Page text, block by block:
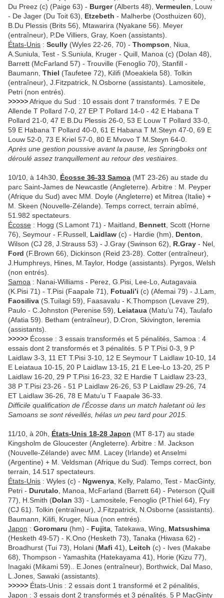
Du Preez (c) (Paige 63) - Burger(Alberts 48), Vermeulen , Louw
- De Jager (Du Toit 63), Etzebeth - Malherbe (Oosthuizen 60),
B.Du Plessis (Brits 56), Mtawarira (Nyakane 56). Meyer
(entraîneur), P.De Villiers, Gray, Koen (assistants).
États-Unis : Scully (Wyles 22-26, 70) - Thompson , Niua,
A.Suniula, Test - S.Suniula, Kruger - Quill, Manoa (c) (Dolan 48),
Barrett (McFarland 57) - Trouville (Fenoglio 70), Stanfill -
Baumann, Thiel (Taufetee 72), Kilifi (Moeakiela 58). Tolkin
(entraîneur), J.Fitzpatrick, N.Osborne (assistants). Lamositele,
Petri (non entrés).
>>>>>Afrique du Sud : 10 essais dont 7 transformés. 7 E De
Allende T Pollard 7-0, 27 EP T Pollard 14-0 - 42 E Habana T
Pollard 21-0, 47 E B.Du Plessis 26-0, 53 E Louw T Pollard 33-0,
59 E Habana T Pollard 40-0, 61 E Habana T M.Steyn 47-0, 69 E
Louw 52-0, 73 E Kriel 57-0, 80 E Mvovo T M.Steyn 64-0.
Après une gestion poussive avant la pause, les Springboks ont
déroulé assez tranquillement au retour des vestiaires.
10/10, à 14h30, Écosse 36-33 Samoa (MT 23-26) au stade du
parc Saint-James de Newcastle (Angleterre). Arbitre : M. Peyper
(Afrique du Sud) avec MM. Doyle (Angleterre) et Mitrea (Italie) +
M. Skeen (Nouvelle-Zélande). Temps correct, terrain abîmé,
51.982 spectateurs.
Écosse : Hogg (S.Lamont 71) - Maitland, Bennett , Scott (Horne
76), Seymour - F.Russell, Laidlaw (c) - Hardie (hm), Denton
Wilson (CJ 28, J.Strauss 53) - J.Gray (Swinson 62), R.Gray - Nel,
Ford (F.Brown 66), Dickinson (Reid 23-28). Cotter (entraîneur),
J.Humphreys, Hines, M.Taylor, Hodge (assistants). Pyrgos, Welsh
(non entrés).
Samoa : Nanai-Williams - Perez, G.Pisi, Lee-Lo, Autagavaia
(K.Pisi 71) - T.Pisi (Faapale 71), Fotuali’i (c) (Afemai 79) - J.Lam,
Faosiliva (S.Tuilagi 59), Faasavalu - K.Thompson (Levave 29),
Paulo - C.Johnston (Perenise 59), Leiataua (Matu’u 74), Taulafo
(Afatia 59). Betham (entraîneur), D.Cron, Skivington, Ieremia
(assistants).
>>>>> Écosse : 3 essais transformés et 5 pénalités, Samoa : 4
essais dont 2 transformés et 3 pénalités. 5 P T.Pisi 0-3, 9 P
Laidlaw 3-3, 11 ET T.Pisi 3-10, 12 E Seymour T Laidlaw 10-10, 14
E Leiataua 10-15, 20 P Laidlaw 13-15, 21 E Lee-Lo 13-20, 25 P
Laidlaw 16-20, 29 P T.Pisi 16-23, 32 E Hardie T Laidlaw 23-23,
38 P T.Pisi 23-26 - 51 P Laidlaw 26-26, 53 P Laidlaw 29-26, 74
ET Laidlaw 36-26, 78 E Matu’u T Faapale 36-33.
Difficile qualification de l’Écosse dans un match haletant où les
Samoans se sont réveillés, hélas un peu tard pour 2015.
11/10, à 20h, États-Unis 18-28 Japon (MT 8-17) au stade
Kingsholm de Gloucester (Angleterre). Arbitre : M. Jackson
(Nouvelle-Zélande) avec MM. Lacey (Irlande) et Anselmi
(Argentine) + M. Veldsman (Afrique du Sud). Temps correct, bon
terrain, 14.517 spectateurs.
États-Unis : Wyles (c) - Ngwenya , Kelly, Palamo, Test - MacGinty,
Petri - Durutalo , Manoa, McFarland (Barrett 64) - Peterson (Quill
77), H.Smith (Dolan 33) - Lamositele, Fenoglio (P.Thiel 64), Fry
(CJ 61). Tolkin (entraîneur), J.Fitzpatrick, N.Osborne (assistants).
Baumann, Kilifi, Kruger, Niua (non entrés).
Japon : Goromaru (hm) - Fujita , Tatekawa, Wing, Matsushima
(Hesketh 49-57) - K.Ono (Hesketh 73), Tanaka (Hiwasa 62) -
Broadhurst (Tui 73), Holani (Mafi 41), Leitch (c) - Ives (Makabe
68), Thompson - Yamashita (Hatekayama 41), Horie (Kizu 77),
Inagaki (Mikami 59).. E.Jones (entraîneur), Borthwick, Dal Maso,
L.Jones, Sawaki (assistants).
>>>>> États-Unis : 2 essais dont 1 transformé et 2 pénalités,
Japon : 3 essais dont 2 transformés et 3 pénalités. 5 P MacGinty